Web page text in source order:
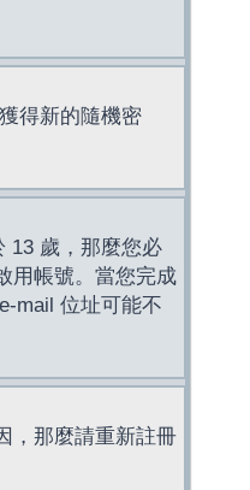
得新的隨機密
13 歲，那麼您必
用帳號。當您完成
mail 位址可能不
，那麼請重新註冊